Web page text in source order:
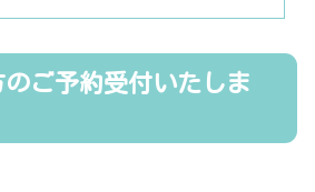
ご予約受付いたしま